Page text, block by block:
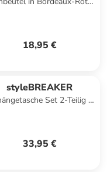
18,95 €
styleBREAKER
Set 2-Teilig in
33,95 €